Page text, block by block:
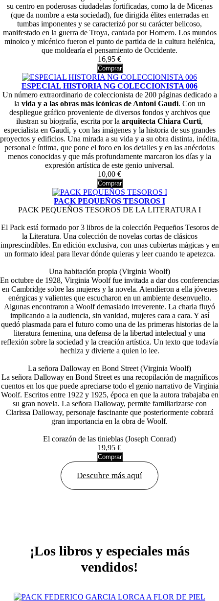
su centro en poderosas ciudadelas fortificadas, como la de Micenas
(que da nombre a esta sociedad), fue dirigida élites enterradas en
tumbas imponentes y se caracterizó por su carácter belicoso,
manifestado en la guerra de Troya, cantada por Homero. Los mundos
minoico y micénico fueron el punto de partida de la cultura helénica,
que moldearía el pensamiento de Occidente.
16,95 €
Comprar
ESPECIAL HISTORIA NG COLECCIONISTA 006
Un número extraordinario de coleccionista de 200 páginas dedicado a
la vida y a las obras más icónicas de Antoni Gaudí. Con un
despliegue gráfico proveniente de diversos fondos y archivos que
ilustran su biografía, escrita por la arquitecta Chiara Curti,
especialista en Gaudí, y con las imágenes y la historia de sus grandes
proyectos y edificios. Una mirada a su vida y a su obra distinta, inédita,
personal e íntima, que pone el foco en los detalles y en las anécdotas
menos conocidas y que más profundamente marcaron los días y la
expresión artística de este genio universal.
10,00 €
Comprar
PACK PEQUEÑOS TESOROS I
PACK PEQUEÑOS TESOROS DE LA LITERATURA I
El Pack está formado por 3 libros de la colección Pequeños Tesoros de
la Literatura. Una colección de novelas cortas de clásicos
imprescindibles. En edición exclusiva, con unas cubiertas mágicas y en
un formato ideal para llevar dónde quieras y leer cuando te apetezca.
Una habitación propia (Virginia Woolf)
En octubre de 1928, Virginia Woolf fue invitada a dar dos conferencias
en Cambridge sobre las mujeres y la novela. Atendieron a ella jóvenes
enérgicas y valientes que escucharon en un ambiente desenvuelto.
Algunas encontraron a Woolf demasiado irreverente. La charla fluyó
implicando a la audiencia, sin vanidad, mujeres cara a cara. Y así
quedó plasmada para el futuro como una de las primeras historias de la
literatura femenina, una defensa de la libertad intelectual y una
reflexión sobre la sociedad y la creación artística. Un texto que todavía
hechiza y divierte a quien lo lee.
La señora Dalloway en Bond Street (Virginia Woolf)
La señora Dalloway en Bond Street es una recopilación de magníficos
cuentos en los que puede apreciarse todo el genio narrativo de Virginia
Woolf. Escritos entre 1922 y 1925, época en que la autora trabajaba en
su gran novela. La señora Dalloway, permite familiarizarse con
Clarissa Dalloway, personaje fascinante que posteriormente cobrará
gran importancia en la obra de Woolf.
El corazón de las tinieblas (Joseph Conrad)
19,95 €
Comprar
Descubre más aquí
¡Los libros y especiales más
vendidos!